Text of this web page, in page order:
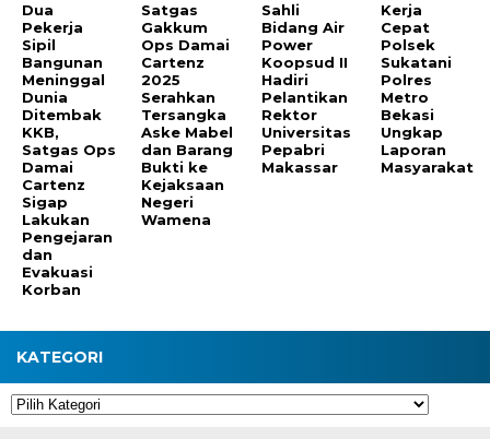
Dua
Pekerja
Sipil
Bangunan
Meninggal
Dunia
Ditembak
KKB,
Satgas Ops
Damai
Cartenz
Sigap
Lakukan
Pengejaran
dan
Evakuasi
Korban
Satgas
Gakkum
Ops Damai
Cartenz
2025
Serahkan
Tersangka
Aske Mabel
dan Barang
Bukti ke
Kejaksaan
Negeri
Wamena
Sahli
Bidang Air
Power
Koopsud II
Hadiri
Pelantikan
Rektor
Universitas
Pepabri
Makassar
Kerja
Cepat
Polsek
Sukatani
Polres
Metro
Bekasi
Ungkap
Laporan
Masyarakat
KATEGORI
Kategori